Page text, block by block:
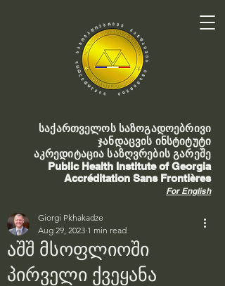
საქართველოს საზოგადოებრივი
ჯანდაცვის ინსტიტუტი
აკრედიტაცია საზღვრების გარეშე
Public Health Institute of Georgia
Accréditation Sans Frontières
For English
აშშ მსოფლიოში
პირველი ქვეყანა
Giorgi Pkhakadze
Aug 29, 2023 1 min read